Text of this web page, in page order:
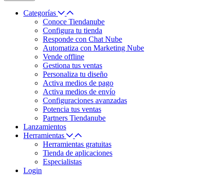
Categorías
Conoce Tiendanube
Configura tu tienda
Responde con Chat Nube
Automatiza con Marketing Nube
Vende offline
Gestiona tus ventas
Personaliza tu diseño
Activa medios de pago
Activa medios de envío
Configuraciones avanzadas
Potencia tus ventas
Partners Tiendanube
Lanzamientos
Herramientas
Herramientas gratuitas
Tienda de aplicaciones
Especialistas
Login